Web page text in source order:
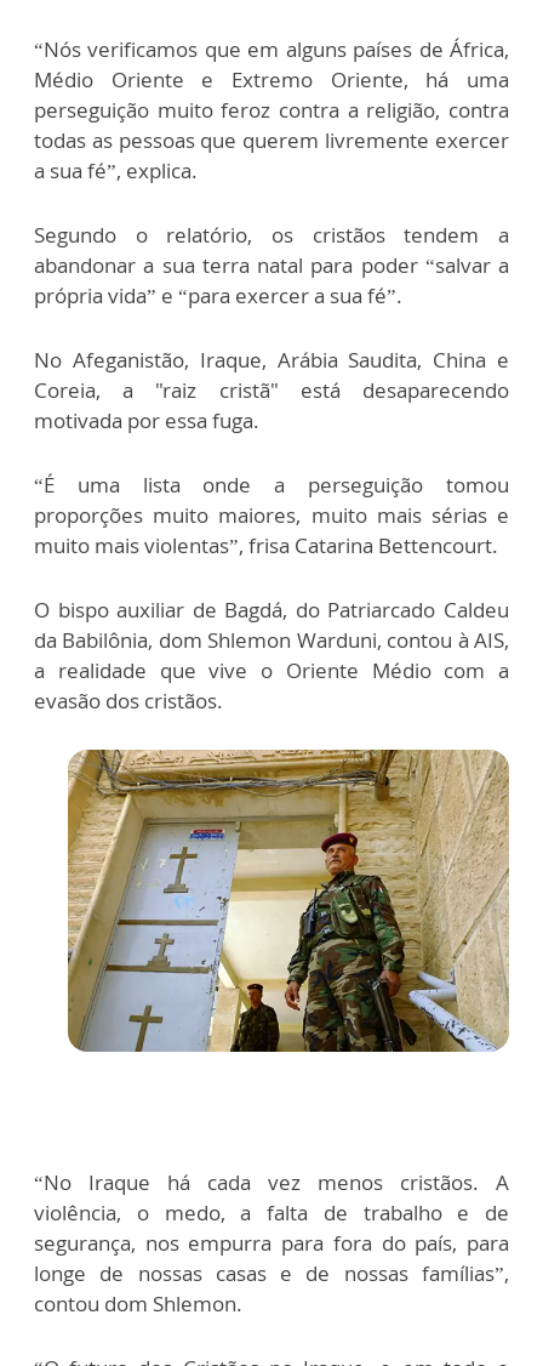
“Nós verificamos que em alguns países de África,
Médio Oriente e Extremo Oriente, há uma
perseguição muito feroz contra a religião, contra
todas as pessoas que querem livremente exercer
a sua fé”, explica.
Segundo o relatório, os cristãos tendem a
abandonar a sua terra natal para poder “salvar a
própria vida” e “para exercer a sua fé”.
No Afeganistão, Iraque, Arábia Saudita, China e
Coreia, a "raiz cristã" está desaparecendo
motivada por essa fuga.
“É uma lista onde a perseguição tomou
proporções muito maiores, muito mais sérias e
muito mais violentas”, frisa Catarina Bettencourt.
O bispo auxiliar de Bagdá, do Patriarcado Caldeu
da Babilônia, dom Shlemon Warduni, contou à AIS,
a realidade que vive o Oriente Médio com a
evasão dos cristãos.
“No Iraque há cada vez menos cristãos. A
violência, o medo, a falta de trabalho e de
segurança, nos empurra para fora do país, para
longe de nossas casas e de nossas famílias”,
contou dom Shlemon.